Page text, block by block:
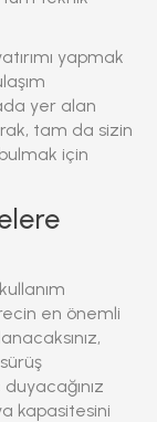
yapmak
yer alan
tam da sizin
için
en önemli
kapasitesini